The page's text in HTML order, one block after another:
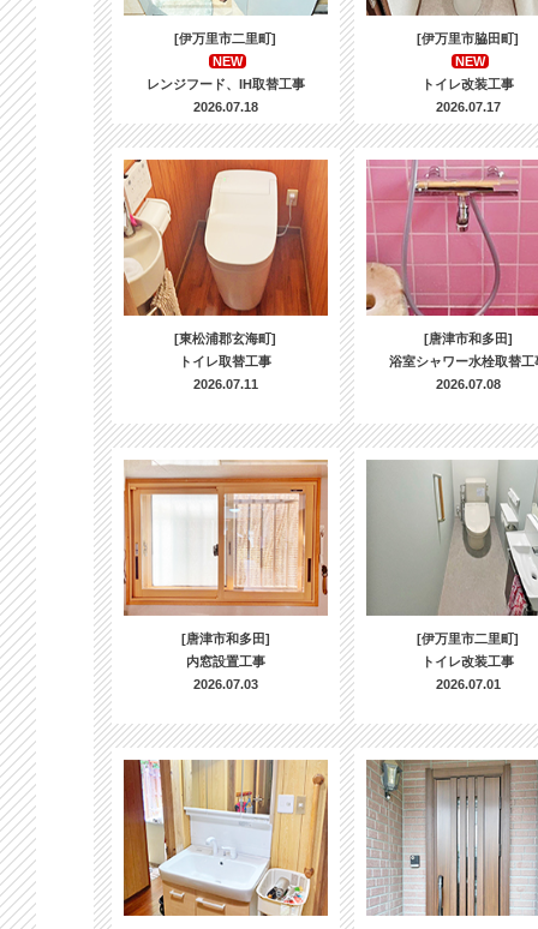
[伊万里市二里町]
NEW
レンジフード、IH取替工事
2026.07.18
[伊万里市脇田町]
NEW
トイレ改装工事
2026.07.17
[東松浦郡玄海町]
トイレ取替工事
2026.07.11
[唐津市和多田]
浴室シャワー水栓取替工
2026.07.08
[唐津市和多田]
内窓設置工事
2026.07.03
[伊万里市二里町]
トイレ改装工事
2026.07.01